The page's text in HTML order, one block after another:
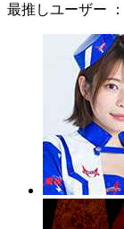
最推しユーザー ：